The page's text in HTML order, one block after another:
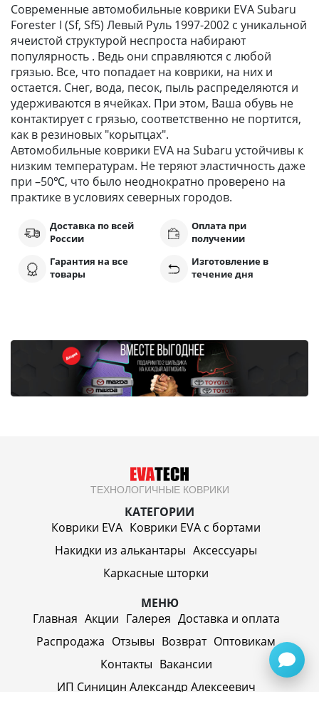
Современные автомобильные коврики EVA Subaru
Forester I (Sf, Sf5) Левый Руль 1997-2002 с уникальной
ячеистой структурой неспроста набирают
популярность . Ведь они справляются с любой
грязью. Все, что попадает на коврики, на них и
остается. Снег, вода, песок, пыль распределяются и
удерживаются в ячейках. При этом, Ваша обувь не
контактирует с грязью, соответственно не портится,
как в резиновых "корытцах".
Автомобильные коврики EVA на Subaru устойчивы к
низким температурам. Не теряют эластичность даже
при –50℃, что было неоднократно проверено на
практике в условиях северных городов.
Доставка по всей
России
Оплата при
получении
Гарантия на все
товары
Изготовление в
течение дня
ТЕХНОЛОГИЧНЫЕ КОВРИКИ
КАТЕГОРИИ
Коврики EVA Коврики EVA c бортами
Накидки из алькантары Аксессуары
Каркасные шторки
МЕНЮ
Главная Акции Галерея Доставка и оплата
Распродажа Отзывы Возврат Оптовикам
Контакты Вакансии
ИП Синицин Александр Алексеевич